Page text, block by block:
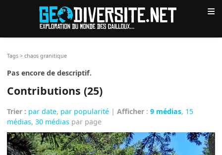
≡
Tags >chaos granitique
Pas encore de descriptif.
Contributions (25)
Trier : par date, par popularité |Afficher :9 médias, 15
médias,30 médias par page